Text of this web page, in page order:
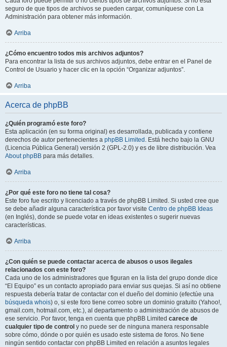
seguro de que tipos de archivos se pueden cargar, comuníquese con La
Administración para obtener más información.
Arriba
¿Cómo encuentro todos mis archivos adjuntos?
Para encontrar la lista de sus archivos adjuntos, debe entrar en el Panel de
Control de Usuario y hacer clic en la opción “Organizar adjuntos”.
Arriba
Acerca de phpBB
¿Quién programó este foro?
Esta aplicación (en su forma original) es desarrollada, publicada y contiene
derechos de autor pertenecientes a phpBB Limited . Está hecho bajo la GNU
(Licencia Pública General) versión 2 (GPL-2.0) y es de libre distribución. Vea
About phpBB para más detalles.
Arriba
¿Por qué este foro no tiene tal cosa?
Este foro fue escrito y licenciado a través de phpBB Limited. Si usted cree que
se debe añadir alguna característica por favor visite Centro de phpBB Ideas
(en Inglés), donde se puede votar en ideas existentes o sugerir nuevas
características.
Arriba
¿Con quién se puede contactar acerca de abusos o usos ilegales
relacionados con este foro?
Cada uno de los administradores que figuran en la lista del grupo donde dice
“El Equipo” es un contacto apropiado para enviar sus quejas. Si así no obtiene
respuesta debería tratar de contactar con el dueño del dominio (efectúe una
búsqueda whois) o, si este foro tiene correo sobre un dominio gratuito (Yahoo!,
gmail.com, hotmail.com, etc.), al departamento o administración de abusos de
ese servicio. Por favor, tenga en cuenta que phpBB Limited carece de
cualquier tipo de control y no puede ser de ninguna manera responsable
sobre cómo, dónde o por quién es usado este sistema de foros. No tiene
ningún sentido contactar con phpBB Limited en relación a asuntos legales